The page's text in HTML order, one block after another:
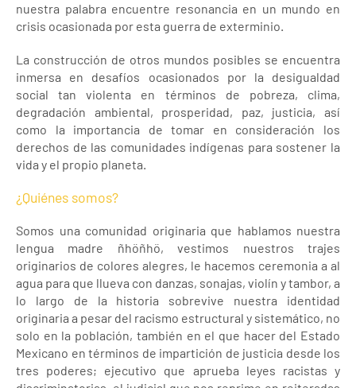
nuestra palabra encuentre resonancia en un mundo en
crisis ocasionada por esta guerra de exterminio.
La construcción de otros mundos posibles se encuentra
inmersa en desafíos ocasionados por la desigualdad
social tan violenta en términos de pobreza, clima,
degradación ambiental, prosperidad, paz, justicia, así
como la importancia de tomar en consideración los
derechos de las comunidades indígenas para sostener la
vida y el propio planeta.
¿Quiénes somos?
Somos una comunidad originaria que hablamos nuestra
lengua madre ñhöñhö, vestimos nuestros trajes
originarios de colores alegres, le hacemos ceremonia a al
agua para que llueva con danzas, sonajas, violín y tambor, a
lo largo de la historia sobrevive nuestra identidad
originaria a pesar del racismo estructural y sistemático, no
solo en la población, también en el que hacer del Estado
Mexicano en términos de impartición de justicia desde los
tres poderes; ejecutivo que aprueba leyes racistas y